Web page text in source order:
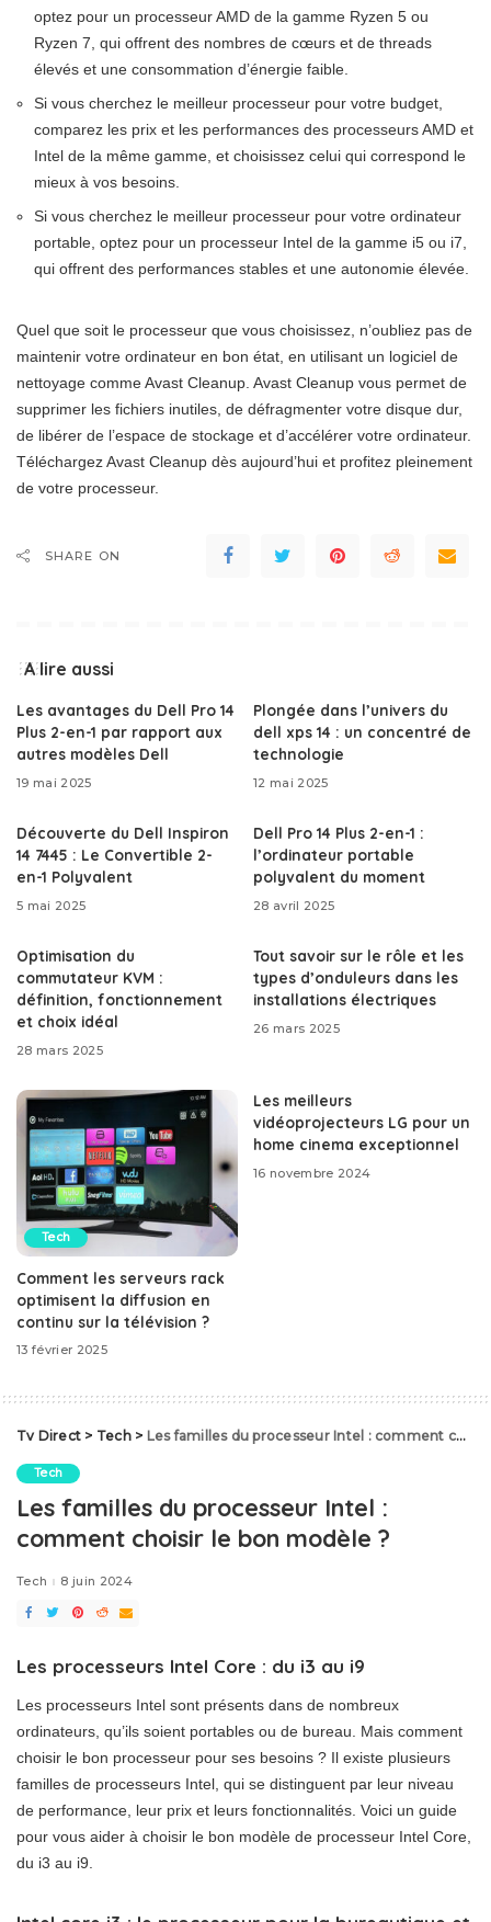
optez pour un processeur AMD de la gamme Ryzen 5 ou
Ryzen 7, qui offrent des nombres de cœurs et de threads
élevés et une consommation d’énergie faible.
Si vous cherchez le meilleur processeur pour votre budget,
comparez les prix et les performances des processeurs AMD et
Intel de la même gamme, et choisissez celui qui correspond le
mieux à vos besoins.
Si vous cherchez le meilleur processeur pour votre ordinateur
portable, optez pour un processeur Intel de la gamme i5 ou i7,
qui offrent des performances stables et une autonomie élevée.
Quel que soit le processeur que vous choisissez, n’oubliez pas de
maintenir votre ordinateur en bon état, en utilisant un logiciel de
nettoyage comme Avast Cleanup. Avast Cleanup vous permet de
supprimer les fichiers inutiles, de défragmenter votre disque dur,
de libérer de l’espace de stockage et d’accélérer votre ordinateur.
Téléchargez Avast Cleanup dès aujourd’hui et profitez pleinement
de votre processeur.
SHARE ON
A lire aussi
Les avantages du Dell Pro 14
Plus 2-en-1 par rapport aux
autres modèles Dell
19 mai 2025
Plongée dans l’univers du
dell xps 14 : un concentré de
technologie
12 mai 2025
Découverte du Dell Inspiron
14 7445 : Le Convertible 2-
en-1 Polyvalent
5 mai 2025
Dell Pro 14 Plus 2-en-1 :
l’ordinateur portable
polyvalent du moment
28 avril 2025
Optimisation du
commutateur KVM :
définition, fonctionnement
et choix idéal
28 mars 2025
Tout savoir sur le rôle et les
types d’onduleurs dans les
installations électriques
26 mars 2025
Tech
Comment les serveurs rack
optimisent la diffusion en
continu sur la télévision ?
13 février 2025
Les meilleurs
vidéoprojecteurs LG pour un
home cinema exceptionnel
16 novembre 2024
Tv Direct > Tech> Les familles du processeur Intel : comment choisir le bon modèle ?
Tech
Les familles du processeur Intel :
comment choisir le bon modèle ?
Tech 8 juin 2024
Les processeurs Intel Core : du i3 au i9
Les processeurs Intel sont présents dans de nombreux
ordinateurs, qu’ils soient portables ou de bureau. Mais comment
choisir le bon processeur pour ses besoins ? Il existe plusieurs
familles de processeurs Intel, qui se distinguent par leur niveau
de performance, leur prix et leurs fonctionnalités. Voici un guide
pour vous aider à choisir le bon modèle de processeur Intel Core,
du i3 au i9.